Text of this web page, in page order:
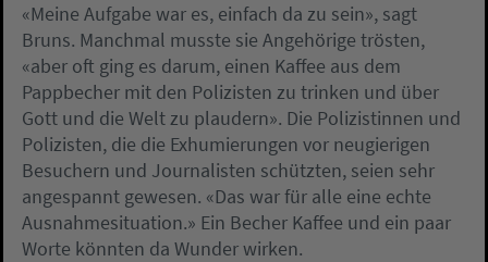
«Meine Aufgabe war es, einfach da zu sein», sagt
Bruns. Manchmal musste sie Angehörige trösten,
«aber oft ging es darum, einen Kaffee aus dem
Pappbecher mit den Polizisten zu trinken und über
Gott und die Welt zu plaudern». Die Polizistinnen und
Polizisten, die die Exhumierungen vor neugierigen
Besuchern und Journalisten schützten, seien sehr
angespannt gewesen. «Das war für alle eine echte
Ausnahmesituation.» Ein Becher Kaffee und ein paar
Worte könnten da Wunder wirken.